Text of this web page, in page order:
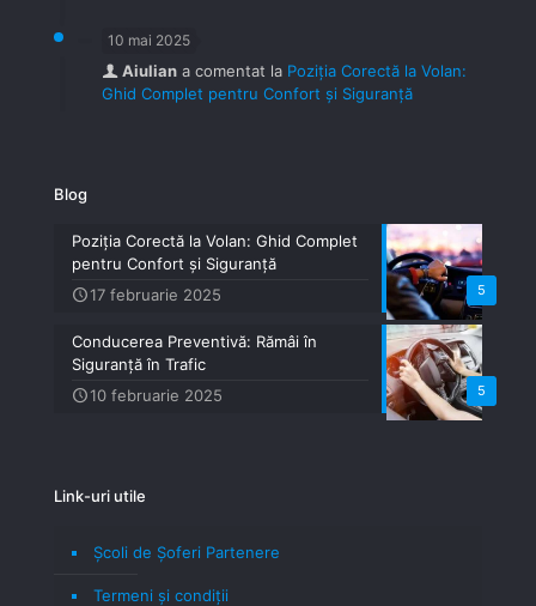
10 mai 2025
Aiulian a comentat la Poziția Corectă la Volan:
Ghid Complet pentru Confort și Siguranță
Blog
5
Poziția Corectă la Volan: Ghid Complet
pentru Confort și Siguranță
17 februarie 2025
5
Conducerea Preventivă: Rămâi în
Siguranță în Trafic
10 februarie 2025
Link-uri utile
Școli de Șoferi Partenere
Termeni şi condiţii